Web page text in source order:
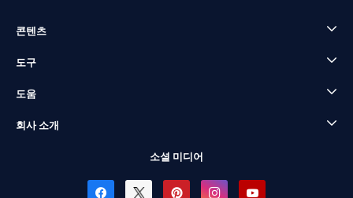
콘텐츠
도구
도움
회사 소개
소셜 미디어